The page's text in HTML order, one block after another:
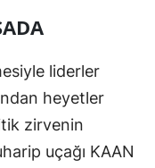
liderler
heyetler
zirvenin
uçağı KAAN